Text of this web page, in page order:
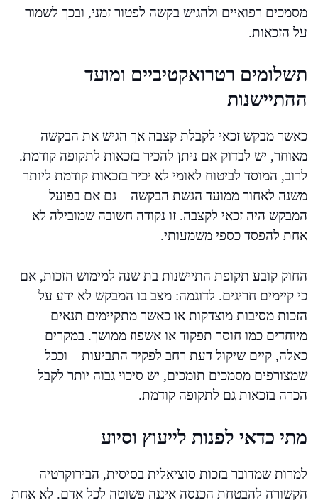
מסמכים רפואיים ולהגיש בקשה לפטור זמני, ובכך לשמור
על הזכאות.
תשלומים רטרואקטיביים ומועד
ההתיישנות
כאשר מבקש זכאי לקבלת קצבה אך הגיש את הבקשה
מאוחר, יש לבדוק אם ניתן להכיר בזכאות לתקופה קודמת.
לרוב, המוסד לביטוח לאומי לא יכיר בזכאות קודמת ליותר
משנה לאחור ממועד הגשת הבקשה – גם אם בפועל
המבקש היה זכאי לקצבה. זו נקודה חשובה שמובילה לא
אחת להפסד כספי משמעותי.
החוק קובע תקופת התיישנות בת שנה למימוש הזכות, אם
כי קיימים חריגים. לדוגמה: מצב בו המבקש לא ידע על
הזכות מסיבות מוצדקות או כאשר מתקיימים תנאים
מיוחדים כמו חוסר תפקוד או אשפוז ממושך. במקרים
כאלה, קיים שיקול דעת רחב לפקיד התביעות – וככל
שמצורפים מסמכים תומכים, יש סיכוי גבוה יותר לקבל
הכרה בזכאות גם לתקופה קודמת.
מתי כדאי לפנות לייעוץ וסיוע
למרות שמדובר בזכות סוציאלית בסיסית, הבירוקרטיה
הקשורה להבטחת הכנסה איננה פשוטה לכל אדם. לא אחת